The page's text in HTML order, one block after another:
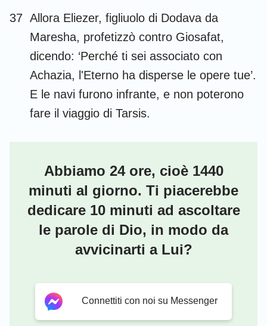
37 Allora Eliezer, figliuolo di Dodava da
Maresha, profetizzò contro Giosafat,
dicendo: ‘Perché ti sei associato con
Achazia, l'Eterno ha disperse le opere tue’.
E le navi furono infrante, e non poterono
fare il viaggio di Tarsis.
Abbiamo 24 ore, cioè 1440
minuti al giorno. Ti piacerebbe
dedicare 10 minuti ad ascoltare
le parole di Dio, in modo da
avvicinarti a Lui?
Connettiti con noi su Messenger